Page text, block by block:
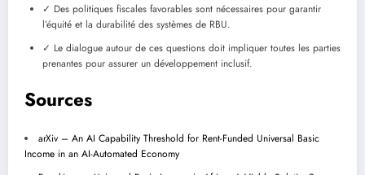
✓ Des politiques fiscales favorables sont nécessaires pour garantir
l’équité et la durabilité des systèmes de RBU.
✓ Le dialogue autour de ces questions doit impliquer toutes les parties
prenantes pour assurer un développement inclusif.
Sources
arXiv – An AI Capability Threshold for Rent-Funded Universal Basic
Income in an AI-Automated Economy